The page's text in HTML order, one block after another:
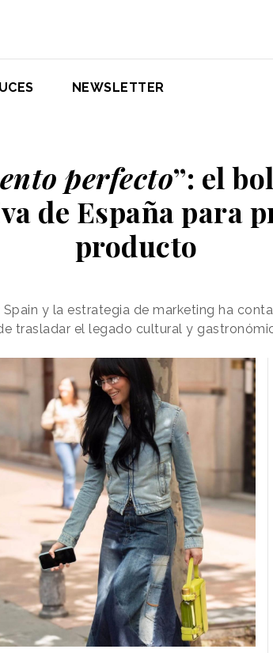
NEWSLETTER
perfecto”: el
de España para
producto
y la estrategia de marketing ha
trasladar el legado cultural y